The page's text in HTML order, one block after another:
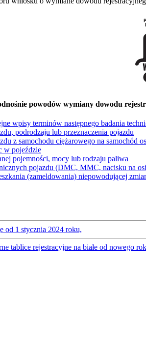
powodów wymiany dowodu
wpisy terminów następnego badania
podrodzaju lub przeznaczenia pojazdu
z samochodu ciężarowego na samochód
w pojeździe
pojemności, mocy lub rodzaju paliwa
pojazdu (DMC, MMC, nacisku na
(zameldowania) niepowodującej
od 1 stycznia 2024 roku,
tablice rejestracyjne na białe od nowego